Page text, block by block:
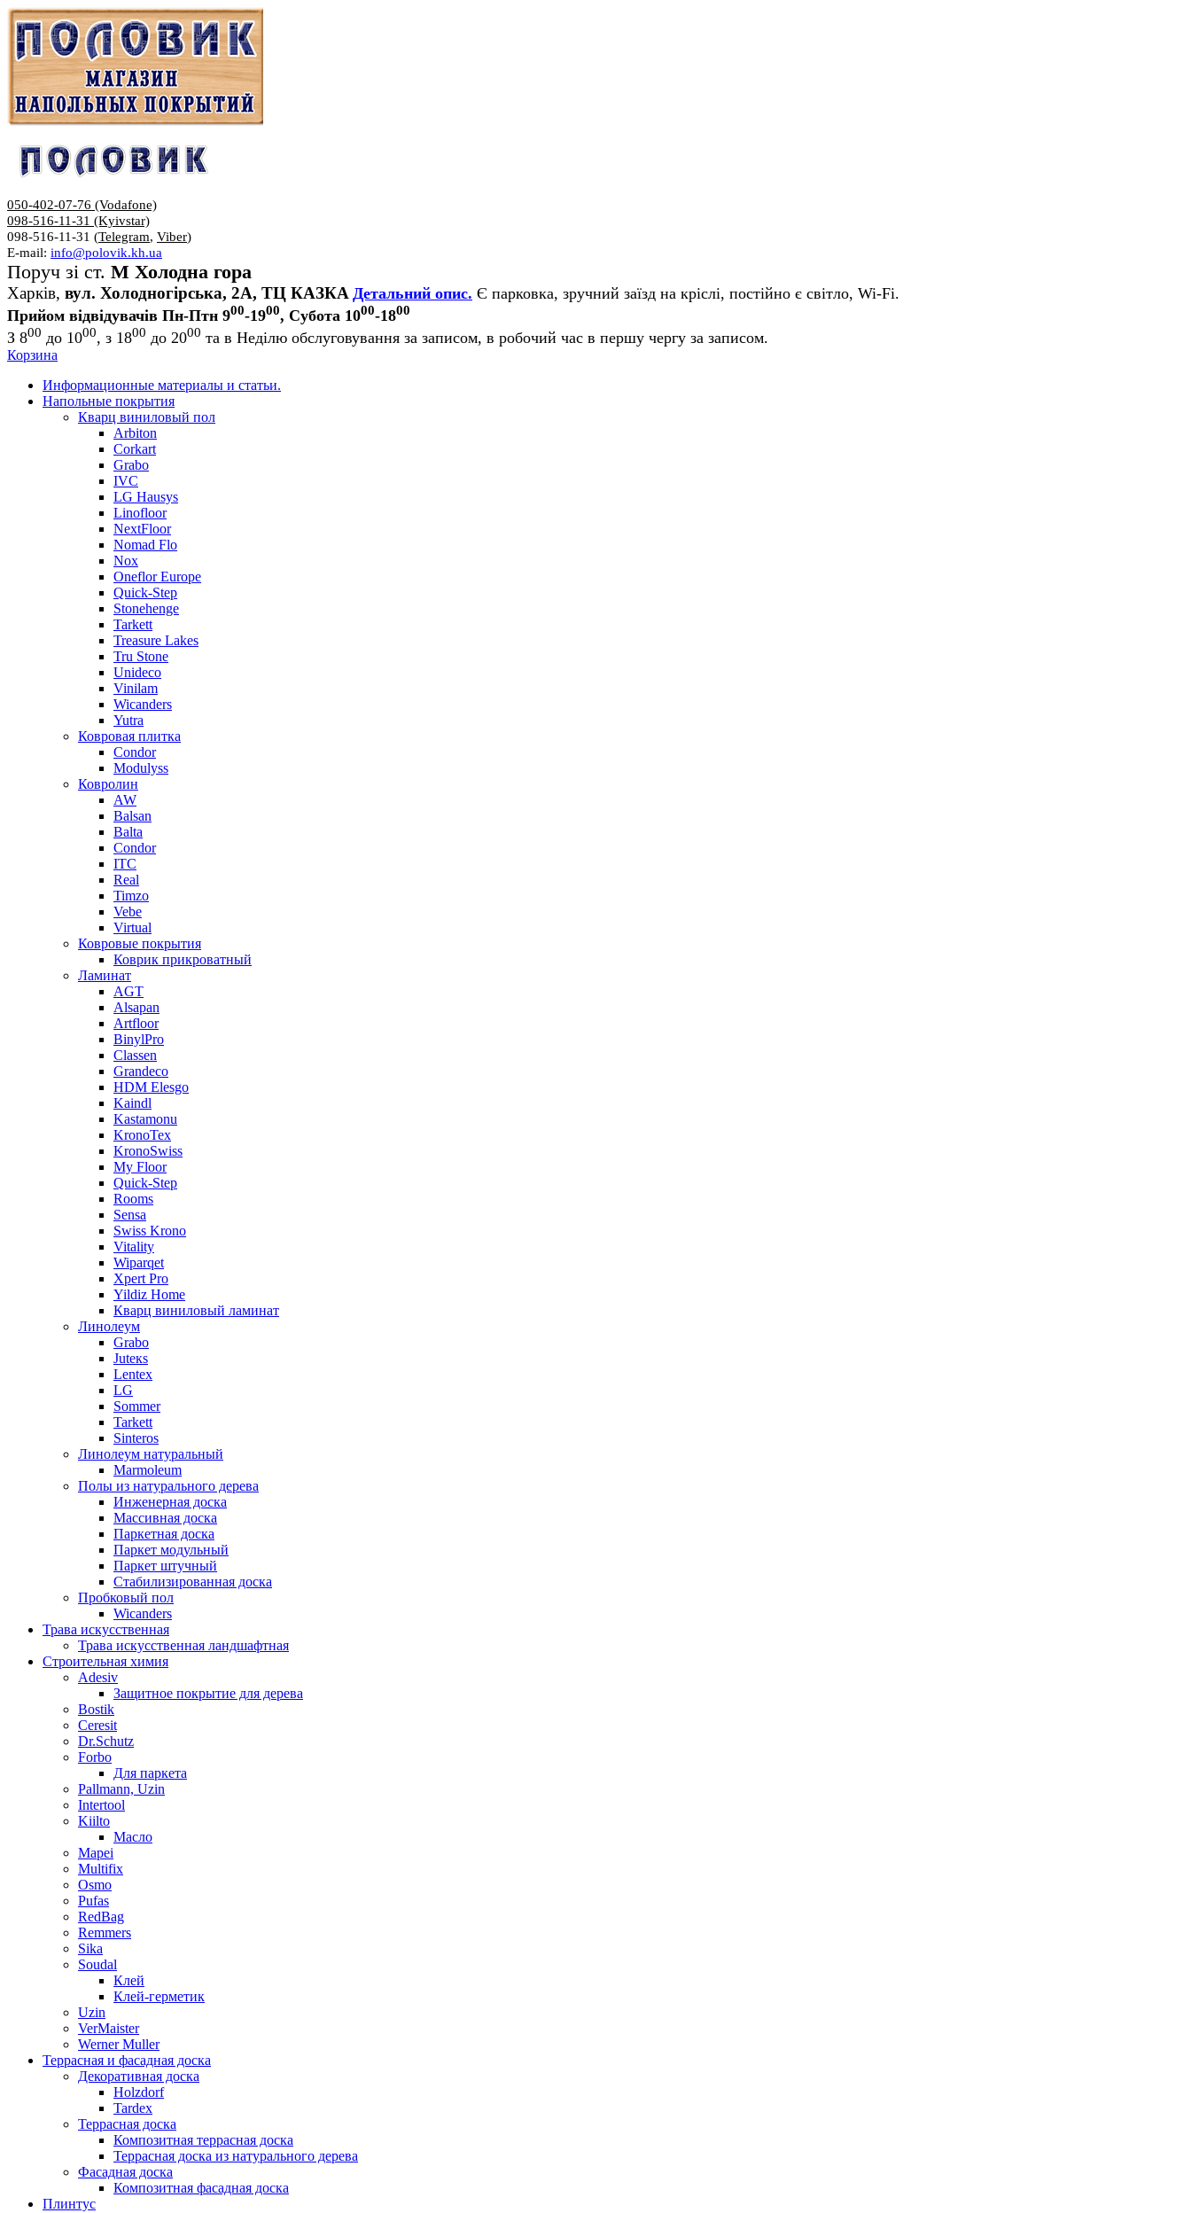
050-402-07-76 (Vodafone)
098-516-11-31 (Kyivstar)
098-516-11-31 (Telegram, Viber)
E-mail: info@polovik.kh.ua
Поруч зі ст. М Холодна гора
Харків, вул. Холодногірська, 2А, ТЦ КАЗКА Детальний опис. Є парковка, зручний заїзд на кріслі, постійно є світло, Wi-Fi.
Прийом відвідувачів Пн-Птн 900-1900, Субота 1000-1800
З 800 до 1000, з 1800 до 2000 та в Неділю обслуговування за записом, в робочий час в першу чергу за записом.
Корзина
Информационные материалы и статьи.
Напольные покрытия
Кварц виниловый пол
Arbiton
Corkart
Grabo
IVC
LG Hausys
Linofloor
NextFloor
Nomad Flo
Nox
Oneflor Europe
Quick-Step
Stonehenge
Tarkett
Treasure Lakes
Tru Stone
Unideco
Vinilam
Wicanders
Yutra
Ковровая плитка
Condor
Modulyss
Ковролин
AW
Balsan
Balta
Condor
ITC
Real
Timzo
Vebe
Virtual
Ковровые покрытия
Коврик прикроватный
Ламинат
AGT
Alsapan
Artfloor
BinylPro
Classen
Grandeco
HDM Elesgo
Kaindl
Kastamonu
KronoTex
KronoSwiss
My Floor
Quick-Step
Rooms
Sensa
Swiss Krono
Vitality
Wiparqet
Xpert Pro
Yildiz Home
Кварц виниловый ламинат
Линолеум
Grabo
Juteкs
Lentex
LG
Sommer
Tarkett
Sinteros
Линолеум натуральный
Marmoleum
Полы из натурального дерева
Инженерная доска
Массивная доска
Паркетная доска
Паркет модульный
Паркет штучный
Стабилизированная доска
Пробковый пол
Wicanders
Трава искусственная
Трава искусственная ландшафтная
Строительная химия
Adesiv
Защитное покрытие для дерева
Bostik
Ceresit
Dr.Schutz
Forbo
Для паркета
Pallmann, Uzin
Intertool
Kiilto
Масло
Mapei
Multifix
Osmo
Pufas
RedBag
Remmers
Sika
Soudal
Клей
Клей-герметик
Uzin
VerMaister
Werner Muller
Террасная и фасадная доска
Декоративная доска
Holzdorf
Tardex
Террасная доска
Композитная террасная доска
Террасная доска из натурального дерева
Фасадная доска
Композитная фасадная доска
Плинтус